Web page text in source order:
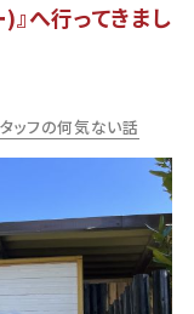
へ行ってきまし
ッフの何気ない話